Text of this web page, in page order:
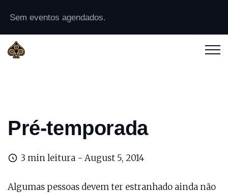
Sem eventos agendados.
Pré-temporada
3 min leitura - August 5, 2014
Algumas pessoas devem ter estranhado ainda não